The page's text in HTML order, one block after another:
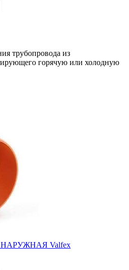
трубопровода из
горячую или холодную
НАРУЖНАЯ Valfex